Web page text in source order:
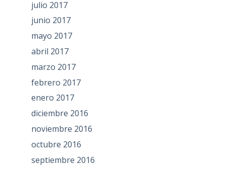
julio 2017
junio 2017
mayo 2017
abril 2017
marzo 2017
febrero 2017
enero 2017
diciembre 2016
noviembre 2016
octubre 2016
septiembre 2016